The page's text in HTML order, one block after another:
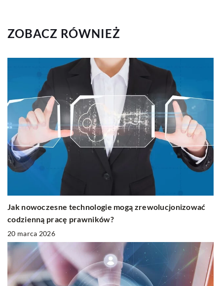
ZOBACZ RÓWNIEŻ
Jak nowoczesne technologie mogą zrewolucjonizować
codzienną pracę prawników?
20 marca 2026